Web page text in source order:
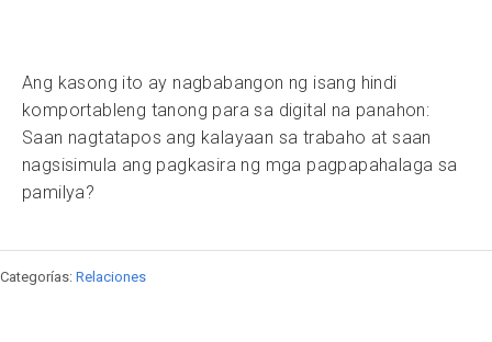
Ang kasong ito ay nagbabangon ng isang hindi
komportableng tanong para sa digital na panahon:
Saan nagtatapos ang kalayaan sa trabaho at saan
nagsisimula ang pagkasira ng mga pagpapahalaga sa
pamilya?
Categorías: Relaciones